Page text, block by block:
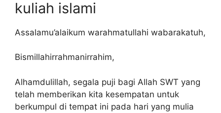
kuliah islami
Assalamu’alaikum warahmatullahi wabarakatuh,
Bismillahirrahmanirrahim,
Alhamdulillah, segala puji bagi Allah SWT yang
telah memberikan kita kesempatan untuk
berkumpul di tempat ini pada hari yang mulia